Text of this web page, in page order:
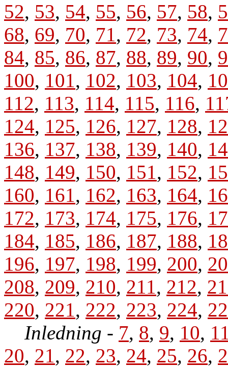
52, 53, 54, 55, 56, 57, 58,
68, 69, 70, 71, 72, 73, 74,
84, 85, 86, 87, 88, 89, 90,
100, 101, 102, 103, 104,
112, 113, 114, 115, 116,
124, 125, 126, 127, 128,
136, 137, 138, 139, 140,
148, 149, 150, 151, 152,
160, 161, 162, 163, 164,
172, 173, 174, 175, 176,
184, 185, 186, 187, 188,
196, 197, 198, 199, 200,
208, 209, 210, 211, 212,
220, 221, 222, 223, 224,
Inledning - 7, 8, 9, 10,
20, 21, 22, 23, 24, 25, 26,